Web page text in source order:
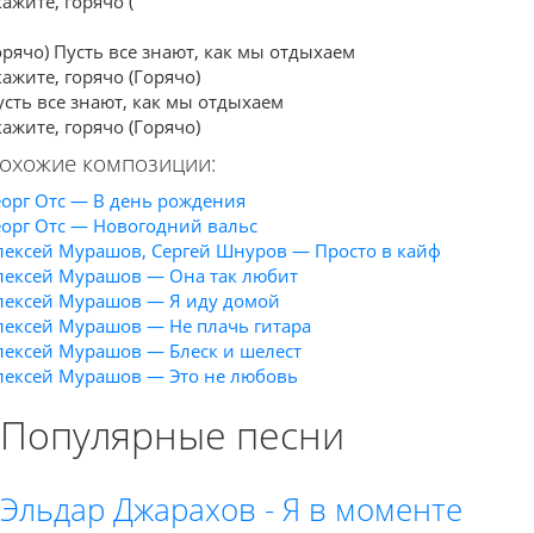
Пусть все знают, как мы отдыхаем
горячо (Горячо)
все знают, как мы отдыхаем
горячо (Горячо)
композиции:
Отс — В день рождения
Отс — Новогодний вальс
Мурашов, Сергей Шнуров — Просто в кайф
Мурашов — Она так любит
Мурашов — Я иду домой
Мурашов — Не плачь гитара
Мурашов — Блеск и шелест
Мурашов — Это не любовь
Популярные песни
Эльдар Джарахов - Я в моменте